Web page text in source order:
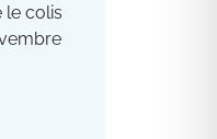
le colis